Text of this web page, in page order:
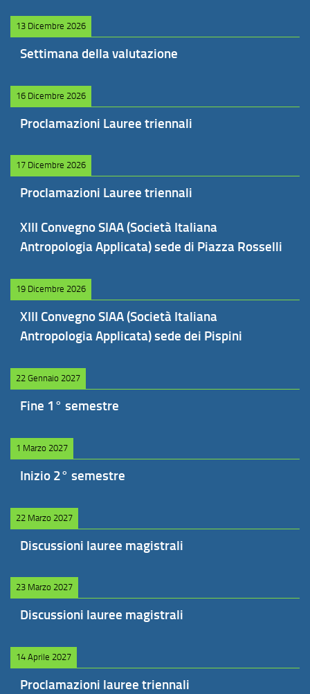
13 Dicembre 2026
Settimana della valutazione
16 Dicembre 2026
Proclamazioni Lauree triennali
17 Dicembre 2026
Proclamazioni Lauree triennali
XIII Convegno SIAA (Società Italiana
Antropologia Applicata) sede di Piazza Rosselli
19 Dicembre 2026
XIII Convegno SIAA (Società Italiana
Antropologia Applicata) sede dei Pispini
22 Gennaio 2027
Fine 1° semestre
1 Marzo 2027
Inizio 2° semestre
22 Marzo 2027
Discussioni lauree magistrali
23 Marzo 2027
Discussioni lauree magistrali
14 Aprile 2027
Proclamazioni lauree triennali